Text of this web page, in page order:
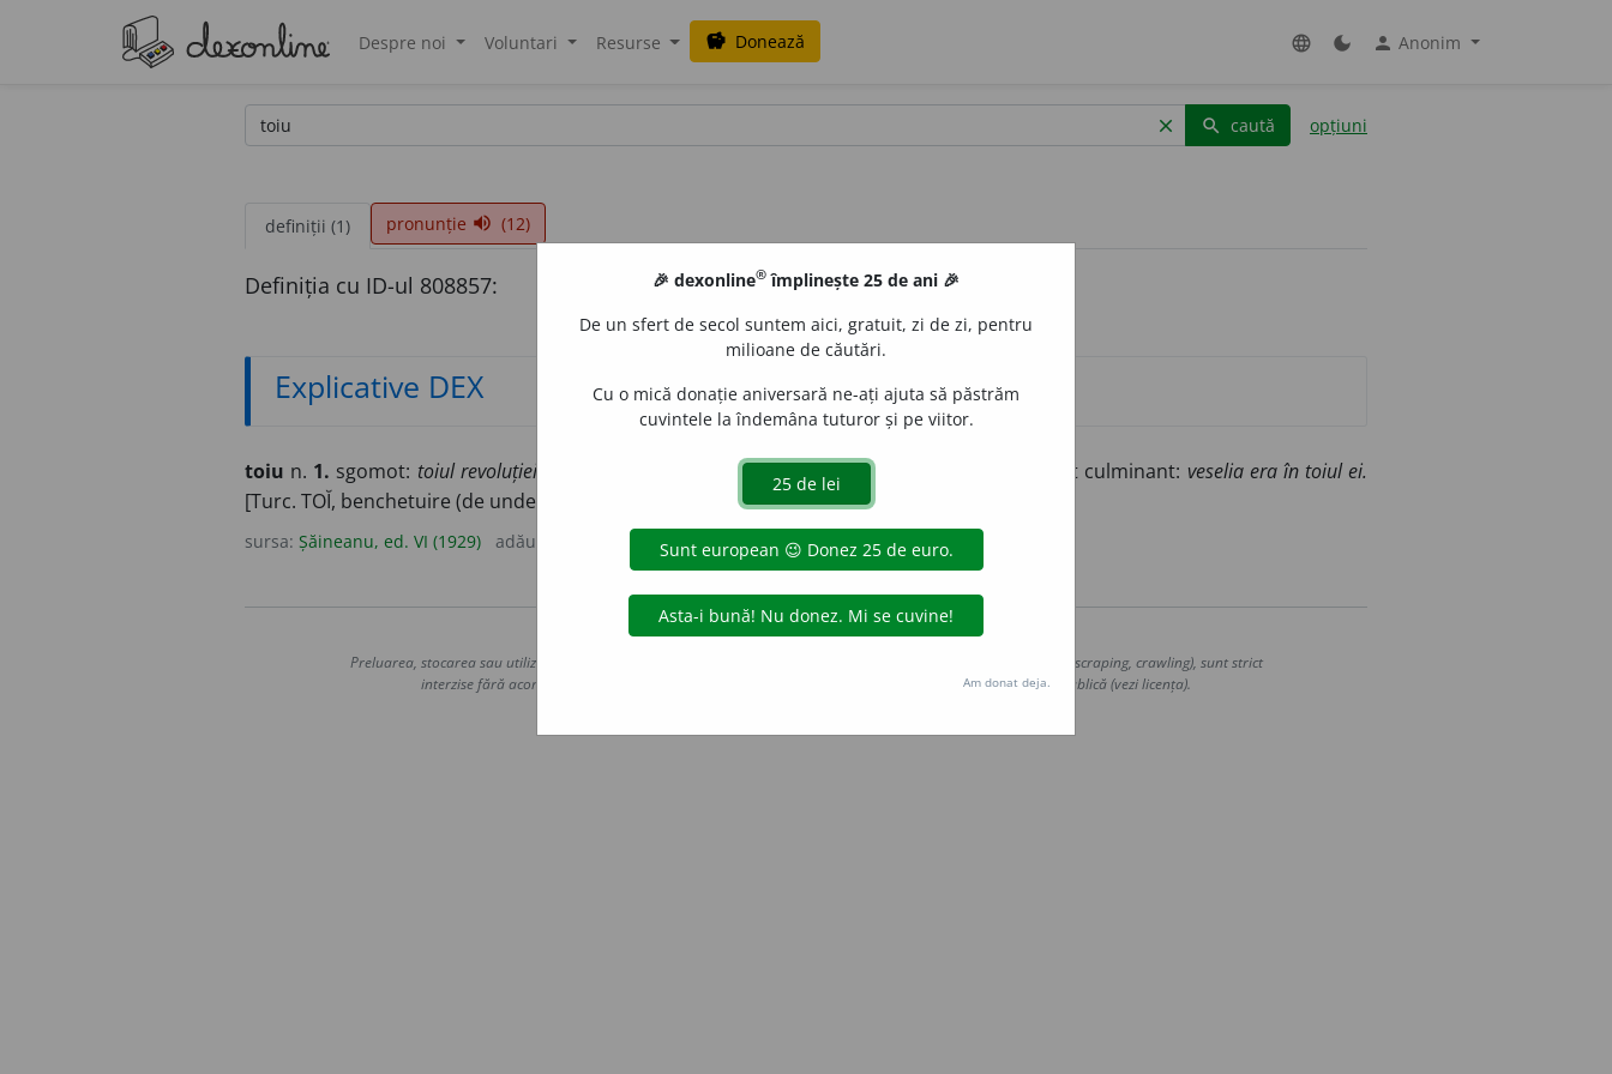
Despre noi Voluntari Resurse savings Donează language dark_mode person Anonim
clear search caută opțiuni
definiții (1) pronunție volume_up (12)
Definiția cu ID-ul 808857:
Explicative DEX
toiu n. 1. sgomot: toiul revoluției; tocmai în toiul rugăciuniiISP.; temeiu, punct culminant: veselia era în toiul ei.
[Turc. TOĬ, benchetuire (de unde noțiunea de «sgomot»)].
sursa: Șăineanu, ed. VI (1929) adăugată de acțiuni
Copyright © 2004-2026 dexonline (https://dexonline.ro)
Preluarea, stocarea sau utilizarea datelor de pe acest site, inclusiv prin orice metode de extragere automată (web scraping, crawling), sunt strict
interzise fără acordul nostru prealabil scris, cu excepția seturilor de date oferite oficial spre utilizare publică (vezi licența).
🎉 dexonline® împlinește 25 de ani 🎉
De un sfert de secol suntem aici, gratuit, zi de zi, pentru
milioane de căutări.
Cu o mică donație aniversară ne-ați ajuta să păstrăm
cuvintele la îndemâna tuturor și pe viitor.
Am donat deja.